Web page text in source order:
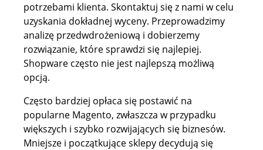
potrzebami klienta. Skontaktuj się z nami w celu
uzyskania dokładnej wyceny. Przeprowadzimy
analizę przedwdrożeniową i dobierzemy
rozwiązanie, które sprawdzi się najlepiej.
Shopware często nie jest najlepszą możliwą
opcją.
Często bardziej opłaca się postawić na
popularne Magento, zwłaszcza w przypadku
większych i szybko rozwijających się biznesów.
Mniejsze i początkujące sklepy decydują się